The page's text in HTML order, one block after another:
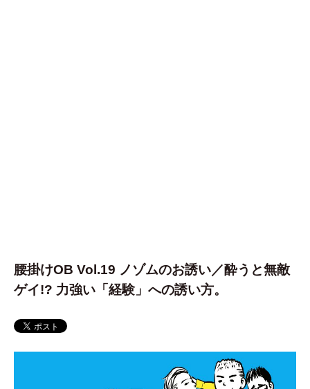
腰掛けOB Vol.19 ノゾムのお誘い／酔うと無敵
ゲイ!? 力強い「経験」への誘い方。